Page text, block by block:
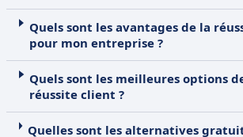
Quels sont les avantages de la
pour mon entreprise ?
Quels sont les meilleures options
réussite client ?
Quelles sont les alternatives